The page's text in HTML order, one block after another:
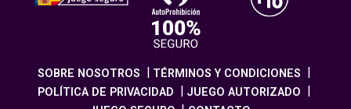
SOBRE NOSOTROS
TÉRMINOS Y CONDICIONES
POLÍTICA DE PRIVACIDAD
JUEGO AUTORIZADO